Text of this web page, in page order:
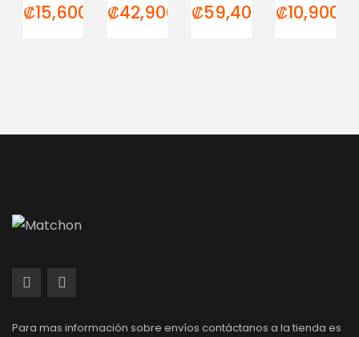
₡15,600.00₡42,900.00
₡59,400.00
₡
Para mas información sobre envíos contáctanos a la tienda es